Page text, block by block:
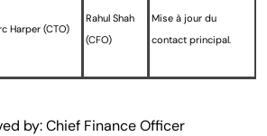
Harper (CTO)
Rahul Shah
(CFO)
Mise à jour du
contact principal.
by: Chief Finance Officer